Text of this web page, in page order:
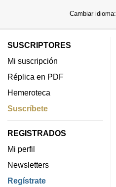
Cambiar idioma:
SUSCRIPTORES
Mi suscripción
Réplica en PDF
Hemeroteca
Suscríbete
REGISTRADOS
Mi perfil
Newsletters
Regístrate